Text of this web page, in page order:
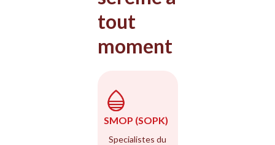
tout
moment
SMOP (SOPK)
Specialistes du